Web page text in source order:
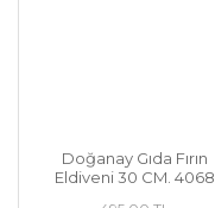
Doğanay Gıda Fırın
Eldiveni 30 CM. 4068